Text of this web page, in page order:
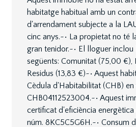
habitatge habitual amb un
d'arrendament subjecte a la
cinc anys.~• La propietat no té
gran tenidor.~• El lloguer inclou
següents: Comunitat (75,00 €),
Residus (13,83 €)~• Aquest
Cèdula d'Habitabilitat (CHB)
CHB04112523004.~• Aquest
certificat d'eficiència energètica
núm. 8KC5C5G6H.~• Consum